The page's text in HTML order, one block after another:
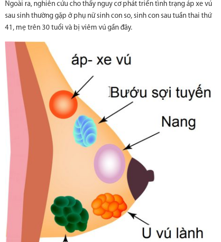
Ngoài ra, nghiên cứu cho thấy nguy cơ phát triển tình trạng áp xe vú
sau sinh thường gặp ở phụ nữ sinh con so, sinh con sau tuần thai thứ
41, mẹ trên 30 tuổi và bị viêm vú gần đây.